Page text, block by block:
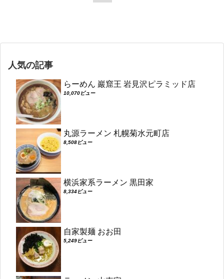
人気の記事
らーめん 巖窟王 岩見沢ピラミッド店
10,070ビュー
丸源ラーメン 札幌菊水元町店
8,508ビュー
横浜家系ラーメン 黒田家
8,334ビュー
自家製麺 おお田
5,249ビュー